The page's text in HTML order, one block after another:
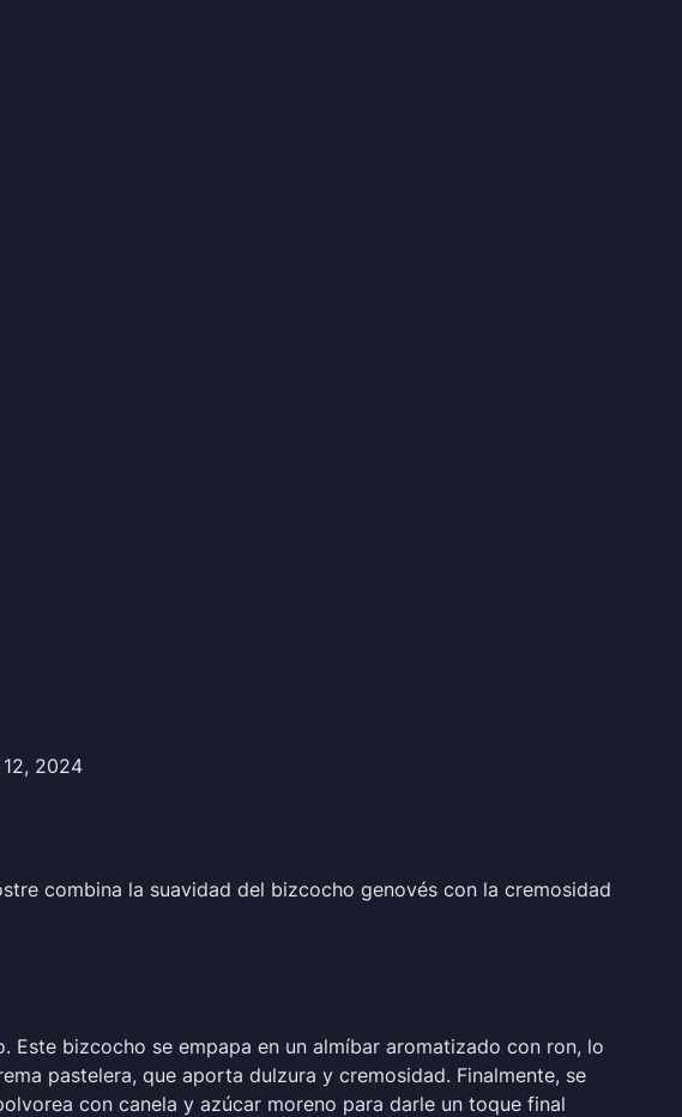
2024
combina la suavidad del bizcocho genovés con la cremosidad
bizcocho se empapa en un almíbar aromatizado con ron, lo
pastelera, que aporta dulzura y cremosidad. Finalmente, se
con canela y azúcar moreno para darle un toque final